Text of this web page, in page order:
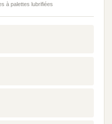
à palettes lubrifiées